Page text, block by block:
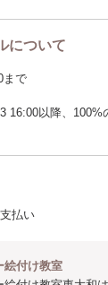
について
まで
16:00以降、
払い
絵付け教室